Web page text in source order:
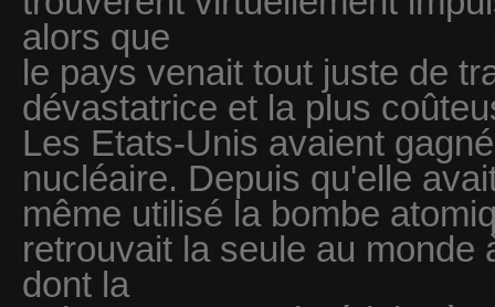
alors que
le pays venait tout juste de
dévastatrice et la plus
Les Etats-Unis avaient
nucléaire. Depuis qu'elle
même utilisé la bombe
retrouvait la seule au monde
dont la